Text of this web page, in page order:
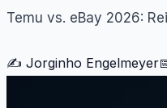
Temu vs. eBay 2026:
✍️ Jorginho Engelmeyer